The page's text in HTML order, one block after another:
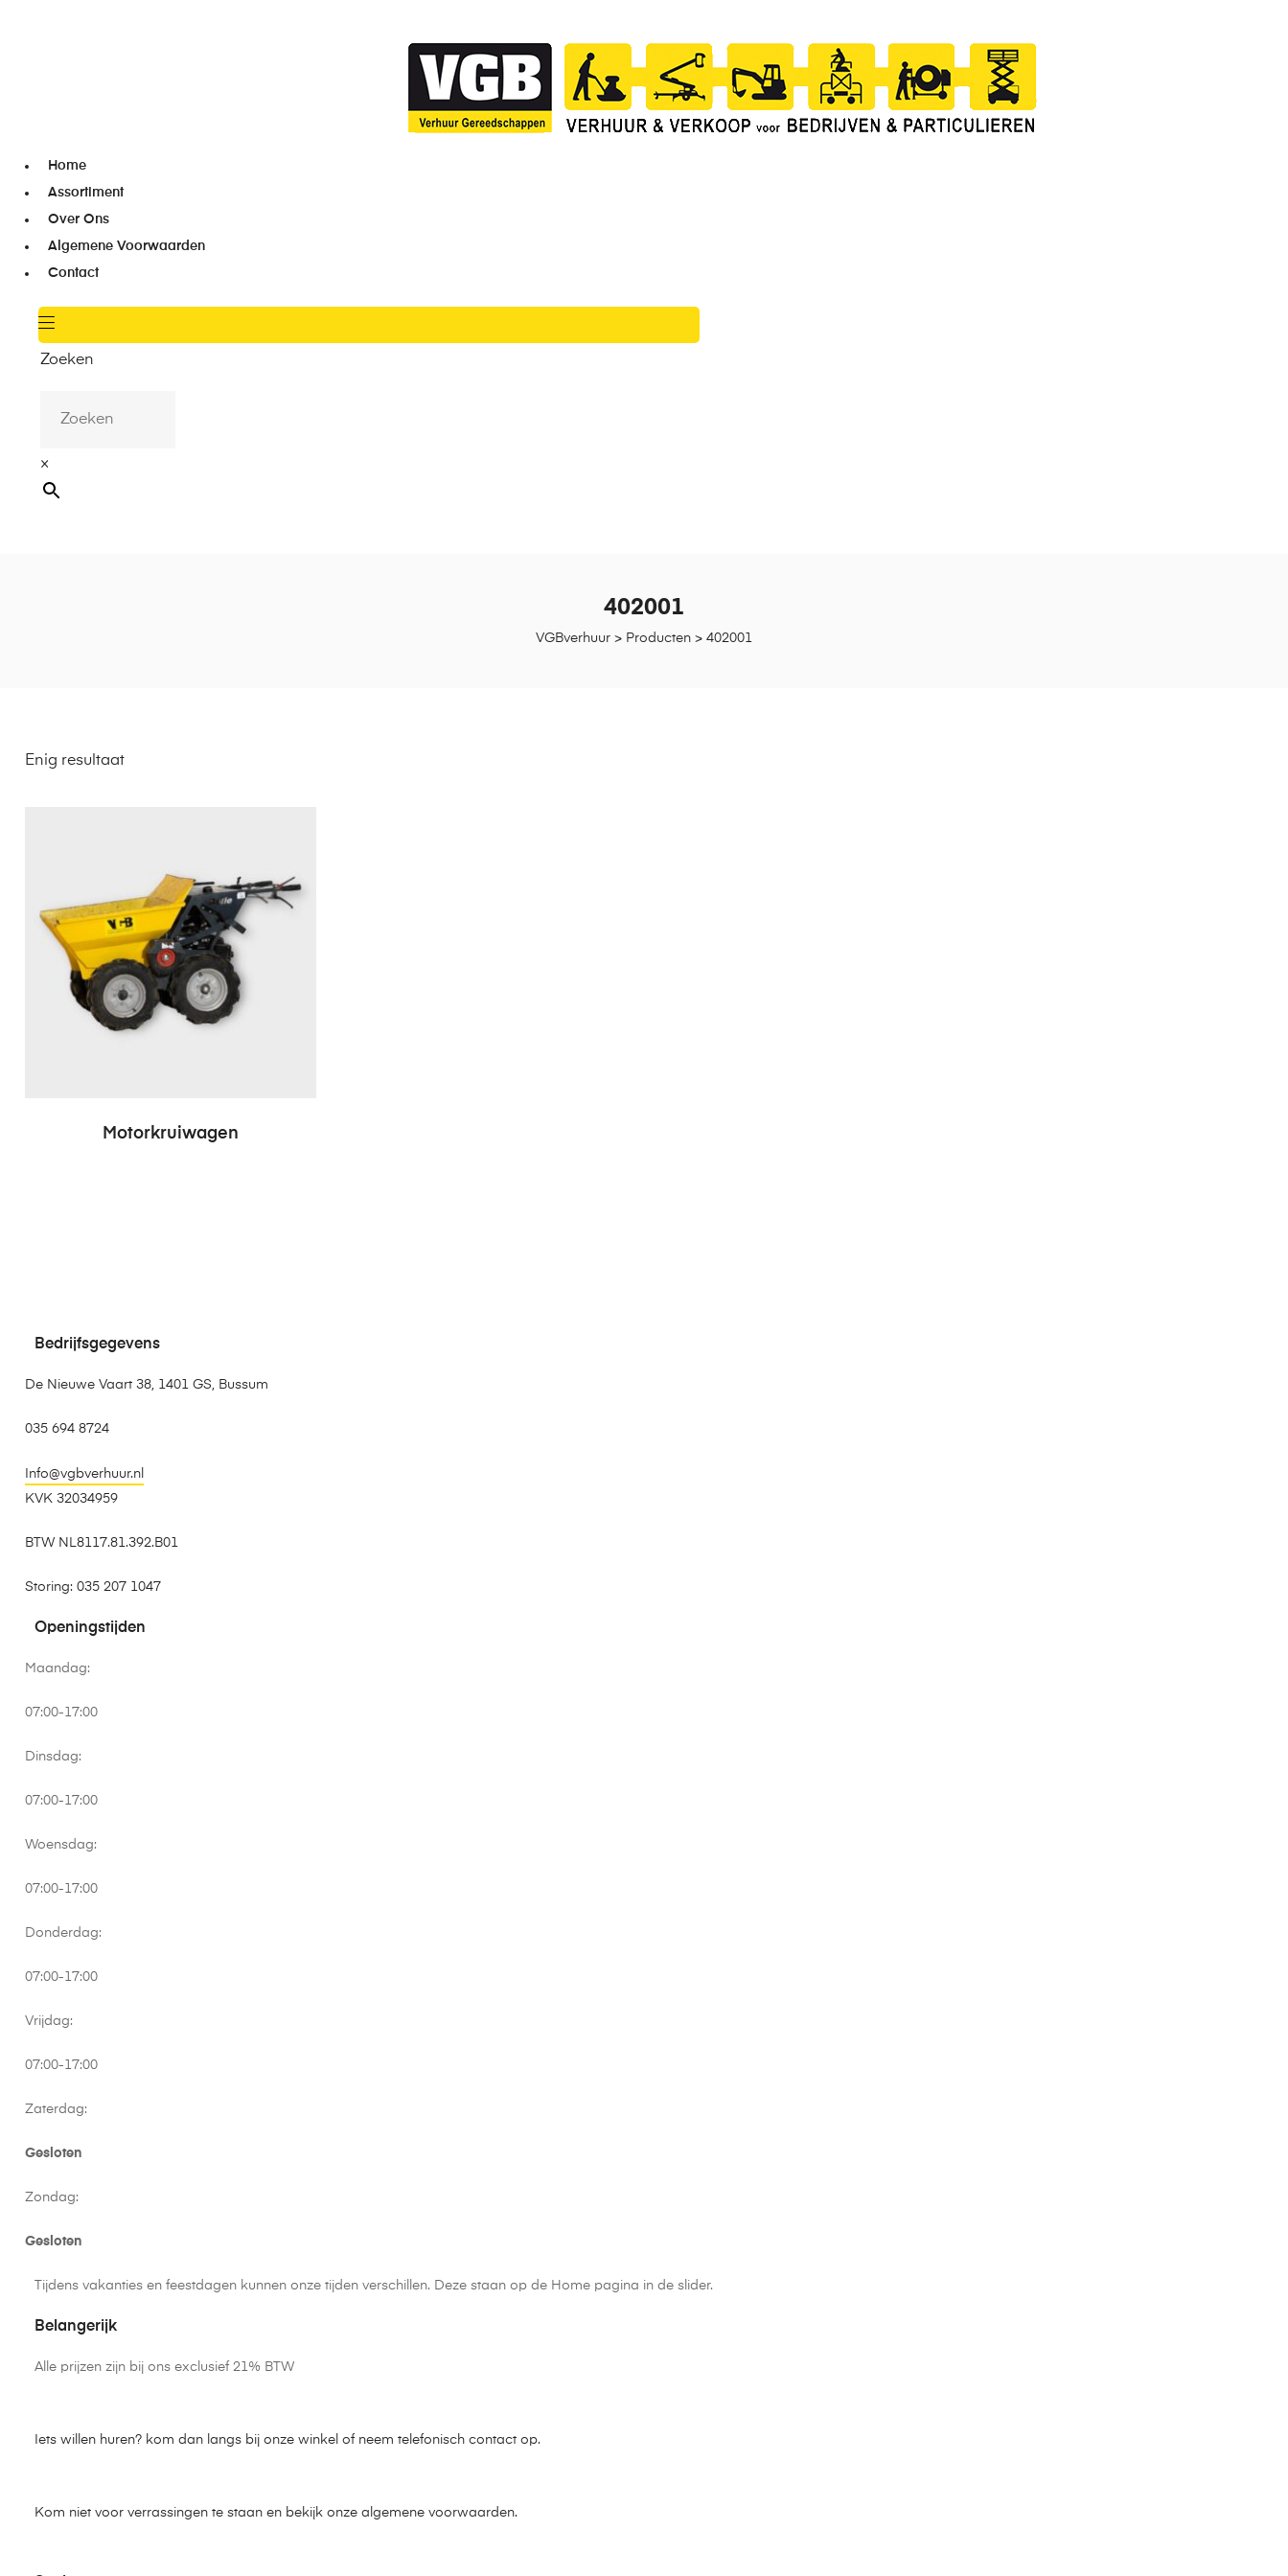
Home
Assortiment
Over Ons
Algemene Voorwaarden
Contact
Zoeken
×
VGBverhuur> Producten> 402001
402001
Enig resultaat
Motorkruiwagen
Bedrijfsgegevens
De Nieuwe Vaart 38, 1401 GS, Bussum
035 694 8724
Info@vgbverhuur.nl
KVK 32034959
BTW NL8117.81.392.B01
Storing: 035 207 1047
Openingstijden
Maandag:
07:00-17:00
Dinsdag:
07:00-17:00
Woensdag:
07:00-17:00
Donderdag:
07:00-17:00
Vrijdag:
07:00-17:00
Zaterdag:
Gesloten
Zondag:
Gesloten
Tijdens vakanties en feestdagen kunnen onze tijden verschillen. Deze staan op de Home pagina in de slider.
Belangerijk
Alle prijzen zijn bij ons exclusief 21% BTW
Iets willen huren? kom dan langs bij onze winkel of neem telefonisch contact op.
Kom niet voor verrassingen te staan en bekijk onze algemene voorwaarden.